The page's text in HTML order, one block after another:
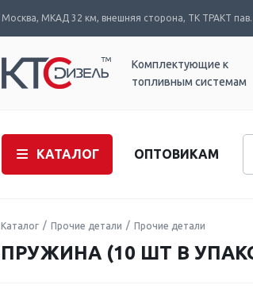
Москва, МКАД 32 км, внешняя сторона, ТК ТРАКТ
Комплектующие к
топливным системам
КАТАЛОГ ОПТОВИКАМ
Каталог Прочие детали Прочие детали
ПРУЖИНА (10 ШТ В